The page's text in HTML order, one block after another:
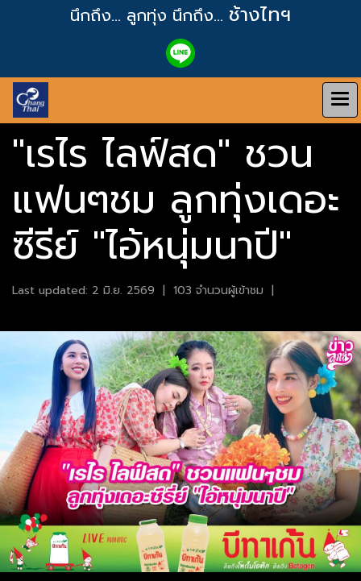
นึกถึง... ลูกทุ่ง นึกถึง... ช้างไทฯ
"เรไร ไลฟ์สด" ชวน
แฟนๆชม ลูกทุ่งเดอะ
ซีรีย์ "ไอ้หนุ่มนาปี"
Last updated: 2 มิ.ย. 2569 | 103 จำนวนผู้เข้าชม |